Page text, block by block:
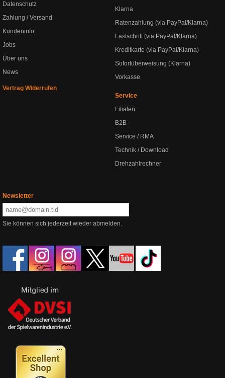
Datenschutz
Zahlung / Versand
Kundeninfo
Jobs
Über uns
News
Vertrag Widerrufen
Klarna
Ratenzahlung (via PayPal/Klarna)
Lastschrift (via PayPal/Klarna)
Kreditkarte (via PayPal/Klarna)
Sofortüberweisung (Klarna)
Vorkasse
Service
Filialen
B2B
Service / RMA
Technik / Download
Drehzahlrechner
Newsletter
Sie können sich jederzeit wieder abmelden.